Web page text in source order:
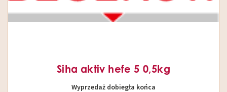
Siha aktiv hefe 5 0,5kg
Wyprzedaż dobiegła końca